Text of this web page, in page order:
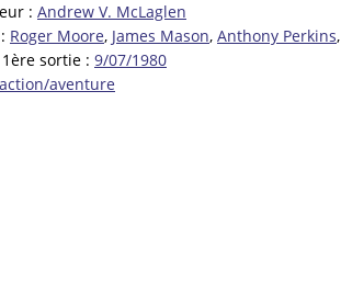
: Andrew V. McLaglen
Roger Moore, James Mason, Anthony Perkins,
sortie : 9/07/1980
action/aventure